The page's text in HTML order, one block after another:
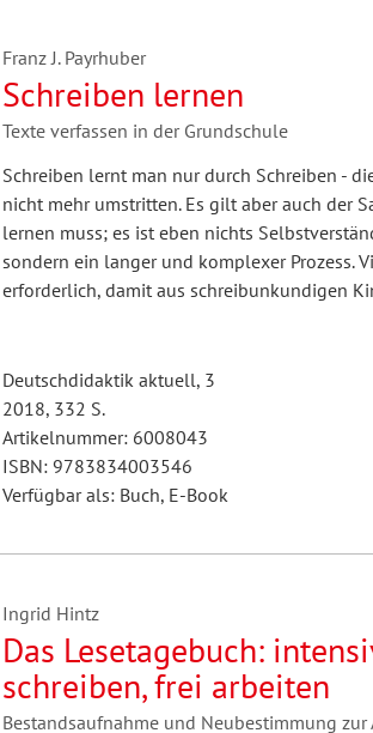
Franz J. Payrhuber
Schreiben lernen
Texte verfassen in der Grundschule
Schreiben lernt man nur durch Schreiben -
nicht mehr umstritten. Es gilt aber auch der
lernen muss; es ist eben nichts
sondern ein langer und komplexer Prozess.
erforderlich, damit aus schreibunkundigen
Deutschdidaktik aktuell, 3
2018, 332 S.
Artikelnummer: 6008043
ISBN: 9783834003546
Verfügbar als: Buch, E-Book
Ingrid Hintz
Das Lesetagebuch:
schreiben, frei arbeiten
Bestandsaufnahme und Neubestimmung